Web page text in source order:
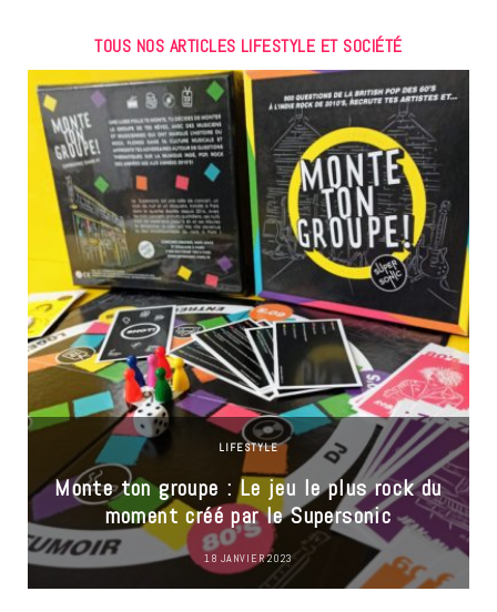
TOUS NOS ARTICLES LIFESTYLE ET SOCIÉTÉ
LIFESTYLE
Monte ton groupe : Le jeu le plus rock du
moment créé par le Supersonic
18 JANVIER 2023